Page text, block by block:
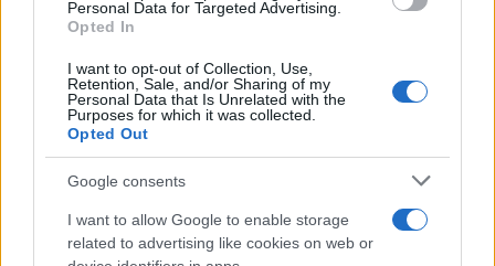
Personal Data for Targeted Advertising.
Opted In
I want to opt-out of Collection, Use,
Retention, Sale, and/or Sharing of my
Personal Data that Is Unrelated with the
Purposes for which it was collected.
Opted Out
Google consents
I want to allow Google to enable storage
related to advertising like cookies on web or
LIFESTYLE